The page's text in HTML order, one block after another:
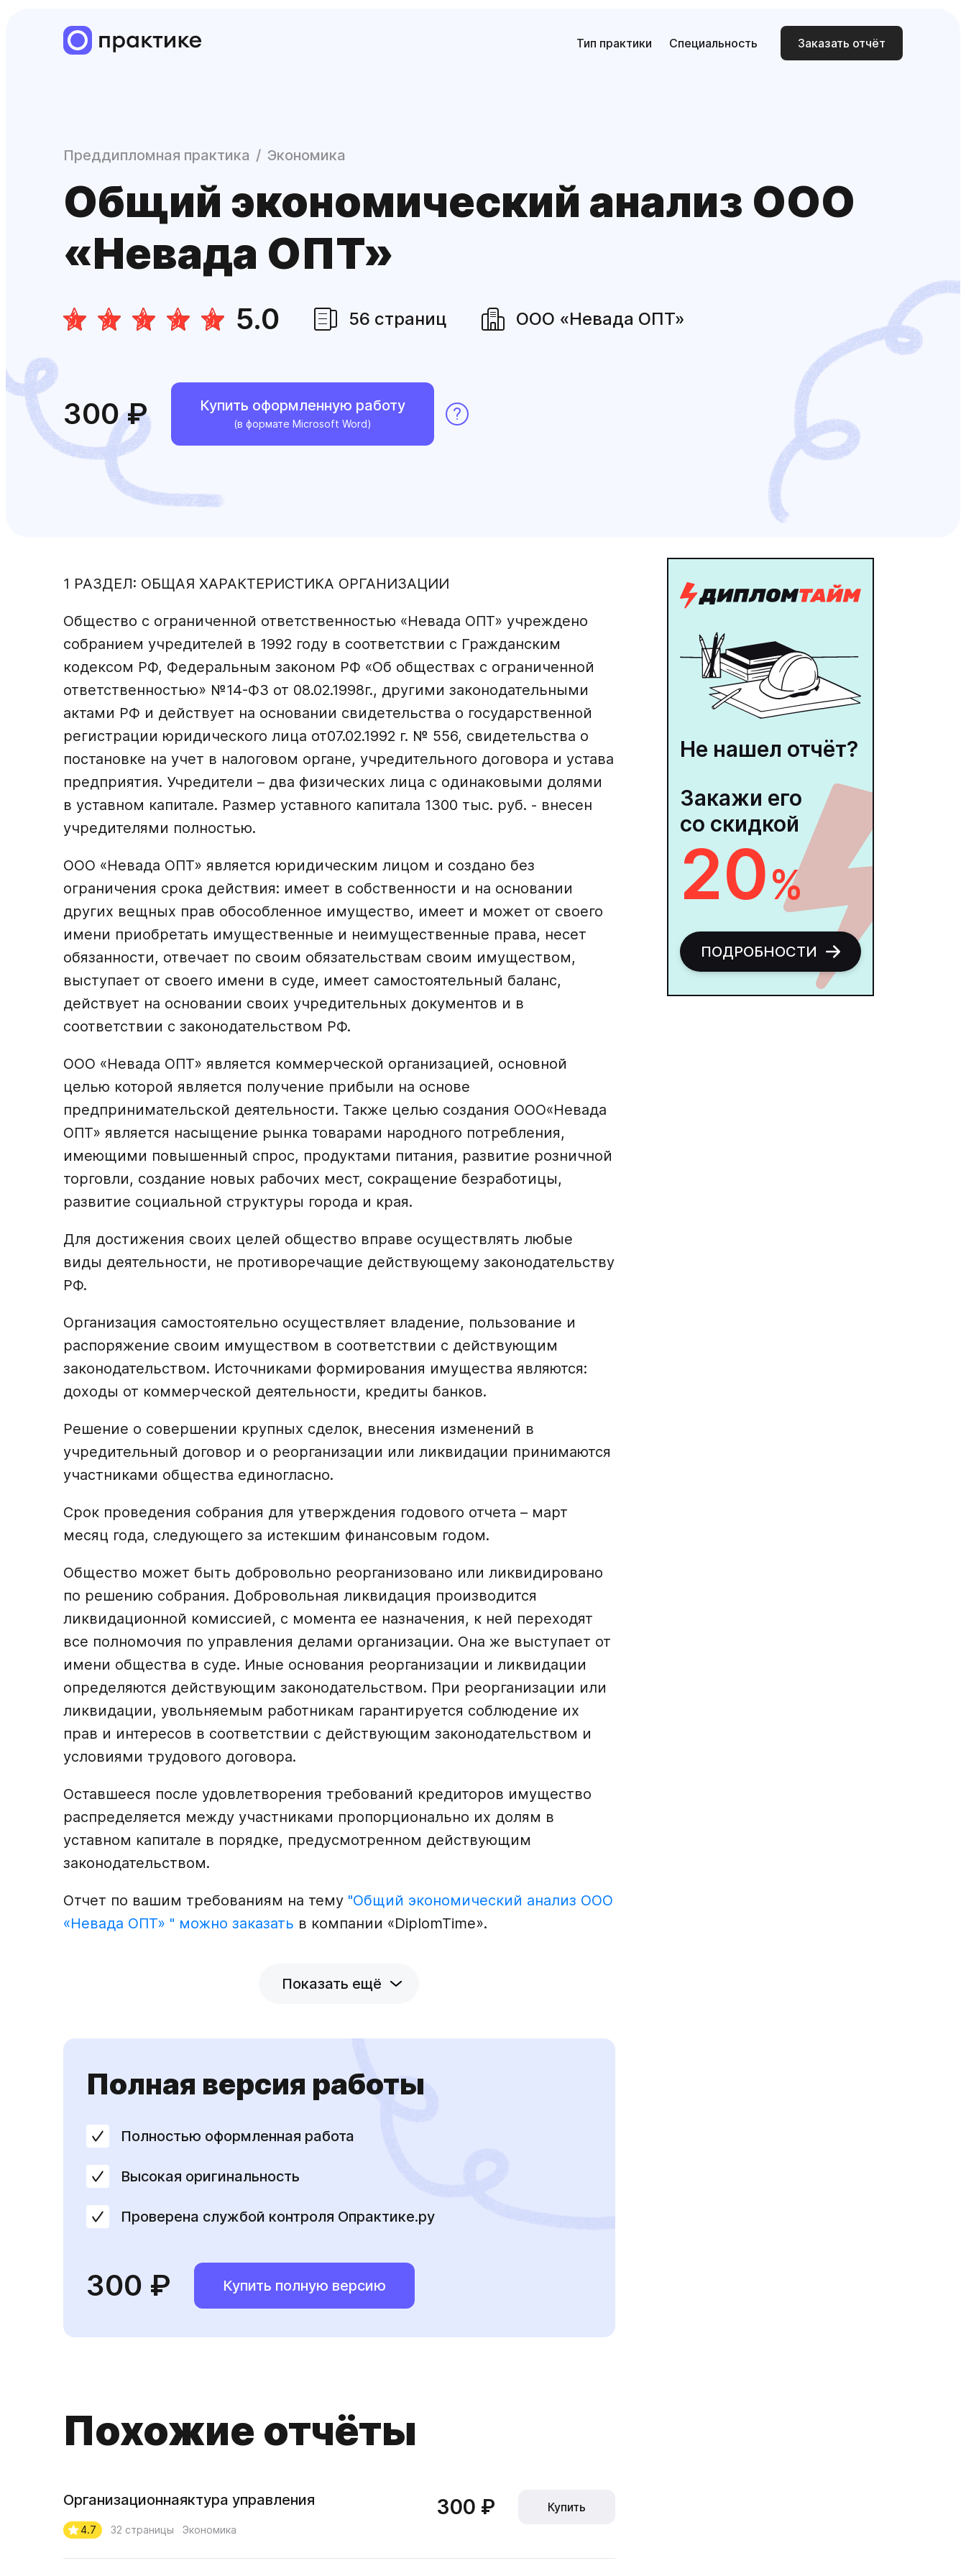
Тип практики Специальность Заказать отчёт
Преддипломная практика Экономика
Общий экономический анализ ООО
«Невада ОПТ»
5.0 56 страниц ООО «Невада ОПТ»
300 ₽ Купить оформленную работу
(в формате Microsoft Word)
1 РАЗДЕЛ: ОБЩАЯ ХАРАКТЕРИСТИКА ОРГАНИЗАЦИИ
Общество с ограниченной ответственностью «Невада ОПТ» учреждено
собранием учредителей в 1992 году в соответствии с Гражданским
кодексом РФ, Федеральным законом РФ «Об обществах с ограниченной
ответственностью» №14-ФЗ от 08.02.1998г., другими законодательными
актами РФ и действует на основании свидетельства о государственной
регистрации юридического лица от07.02.1992 г. № 556, свидетельства о
постановке на учет в налоговом органе, учредительного договора и устава
предприятия. Учредители – два физических лица с одинаковыми долями
в уставном капитале. Размер уставного капитала 1300 тыс. руб. - внесен
учредителями полностью.
ООО «Невада ОПТ» является юридическим лицом и создано без
ограничения срока действия: имеет в собственности и на основании
других вещных прав обособленное имущество, имеет и может от своего
имени приобретать имущественные и неимущественные права, несет
обязанности, отвечает по своим обязательствам своим имуществом,
выступает от своего имени в суде, имеет самостоятельный баланс,
действует на основании своих учредительных документов и в
соответствии с законодательством РФ.
ООО «Невада ОПТ» является коммерческой организацией, основной
целью которой является получение прибыли на основе
предпринимательской деятельности. Также целью создания ООО«Невада
ОПТ» является насыщение рынка товарами народного потребления,
имеющими повышенный спрос, продуктами питания, развитие розничной
торговли, создание новых рабочих мест, сокращение безработицы,
развитие социальной структуры города и края.
Для достижения своих целей общество вправе осуществлять любые
виды деятельности, не противоречащие действующему законодательству
РФ.
Организация самостоятельно осуществляет владение, пользование и
распоряжение своим имуществом в соответствии с действующим
законодательством. Источниками формирования имущества являются:
доходы от коммерческой деятельности, кредиты банков.
Решение о совершении крупных сделок, внесения изменений в
учредительный договор и о реорганизации или ликвидации принимаются
участниками общества единогласно.
Срок проведения собрания для утверждения годового отчета – март
месяц года, следующего за истекшим финансовым годом.
Общество может быть добровольно реорганизовано или ликвидировано
по решению собрания. Добровольная ликвидация производится
ликвидационной комиссией, с момента ее назначения, к ней переходят
все полномочия по управления делами организации. Она же выступает от
имени общества в суде. Иные основания реорганизации и ликвидации
определяются действующим законодательством. При реорганизации или
ликвидации, увольняемым работникам гарантируется соблюдение их
прав и интересов в соответствии с действующим законодательством и
условиями трудового договора.
Оставшееся после удовлетворения требований кредиторов имущество
распределяется между участниками пропорционально их долям в
уставном капитале в порядке, предусмотренном действующим
законодательством.
Отчет по вашим требованиям на тему "Общий экономический анализ ООО
«Невада ОПТ» " можно заказать в компании «DiplomTime».
Показать ещё
Полная версия работы
Полностью оформленная работа
Высокая оригинальность
Проверена службой контроля Опрактике.ру
300 ₽ Купить полную версию
Похожие отчёты
Организационнаяктура управления
4.7 32 страницы Экономика
Купить
300 ₽
Не нашел отчёт?
Закажи его
со скидкой
20%
ПОДРОБНОСТИ